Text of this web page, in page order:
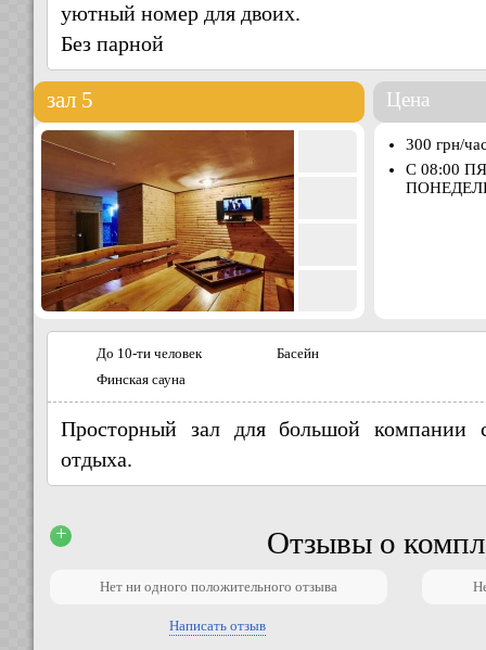
уютный номер для двоих.
Без парной
зал 5 Цена
300 грн/
С 08:00
До 10-ти человек
Финская сауна
Басейн
Просторный зал для большой компании
отдыха.
+ Отзывы о
Нет ни одного положительного отзыва
Написать отзыв